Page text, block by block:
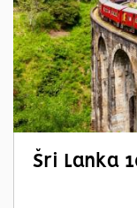
Šri Lanka